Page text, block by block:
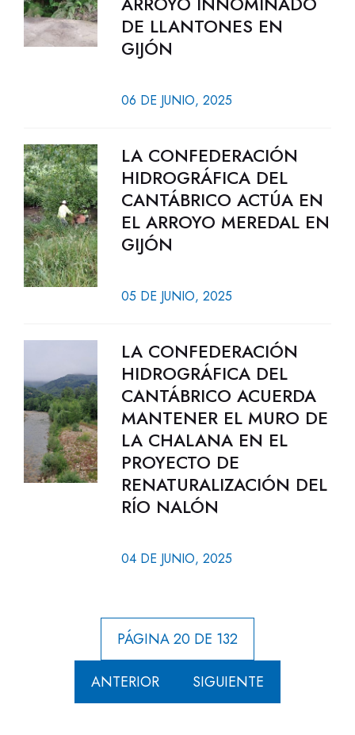
DE LLANTONES EN
GIJÓN
06 DE JUNIO, 2025
LA CONFEDERACIÓN
HIDROGRÁFICA DEL
CANTÁBRICO ACTÚA EN
EL ARROYO MEREDAL EN
GIJÓN
05 DE JUNIO, 2025
LA CONFEDERACIÓN
HIDROGRÁFICA DEL
CANTÁBRICO ACUERDA
MANTENER EL MURO DE
LA CHALANA EN EL
PROYECTO DE
RENATURALIZACIÓN DEL
RÍO NALÓN
04 DE JUNIO, 2025
PÁGINA 20 DE 132
ANTERIOR SIGUIENTE